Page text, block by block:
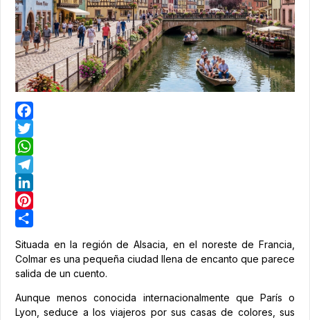
Facebook
Twitter
WhatsApp
Telegram
LinkedIn
Pinterest
Situada en la región de Alsacia, en el noreste de Francia,
Colmar es una pequeña ciudad llena de encanto que parece
salida de un cuento.
Aunque menos conocida internacionalmente que París o
Lyon, seduce a los viajeros por sus casas de colores, sus